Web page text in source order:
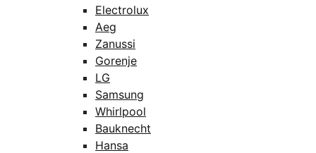
Electrolux
Aeg
Zanussi
Gorenje
LG
Samsung
Whirlpool
Bauknecht
Hansa